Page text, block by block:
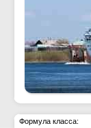
Формула класса: